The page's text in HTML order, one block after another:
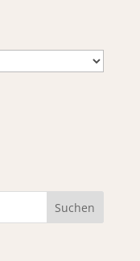
Suchen